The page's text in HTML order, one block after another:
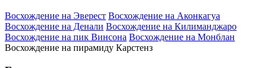
Восхождение на Эверест Восхождение на Аконкагуа
Восхождение на Денали Восхождение на Килиманджаро
Восхождение на пик Винсона Восхождение на Монблан
Восхождение на пирамиду Карстенз